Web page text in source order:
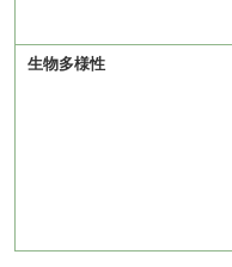
生物多様性